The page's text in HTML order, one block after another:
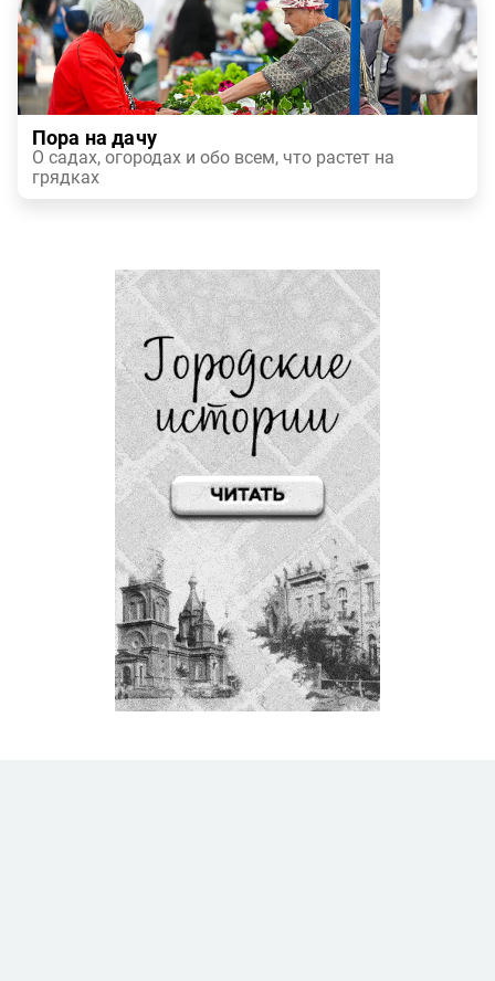
Пора на дачу
О садах, огородах и обо всем, что растет на
грядках